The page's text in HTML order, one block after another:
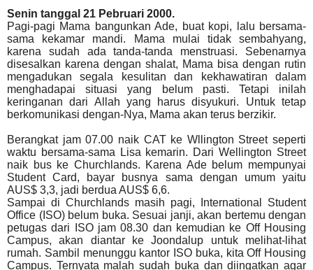
Senin tanggal 21 Pebruari 2000.
Pagi-pagi Mama bangunkan Ade, buat kopi, lalu bersama-
sama kekamar mandi. Mama mulai tidak sembahyang,
karena sudah ada tanda-tanda menstruasi. Sebenarnya
disesalkan karena dengan shalat, Mama bisa dengan rutin
mengadukan segala kesulitan dan kekhawatiran dalam
menghadapai situasi yang belum pasti. Tetapi inilah
keringanan dari Allah yang harus disyukuri. Untuk tetap
berkomunikasi dengan-Nya, Mama akan terus berzikir.
Berangkat jam 07.00 naik CAT ke Wllington Street seperti
waktu bersama-sama Lisa kemarin. Dari Wellington Street
naik bus ke Churchlands. Karena Ade belum mempunyai
Student Card, bayar busnya sama dengan umum yaitu
AUS$ 3,3, jadi berdua AUS$ 6,6.
Sampai di Churchlands masih pagi, International Student
Office (ISO) belum buka. Sesuai janji, akan bertemu dengan
petugas dari ISO jam 08.30 dan kemudian ke Off Housing
Campus, akan diantar ke Joondalup untuk melihat-lihat
rumah. Sambil menunggu kantor ISO buka, kita Off Housing
Campus. Ternyata malah sudah buka dan diingatkan agar